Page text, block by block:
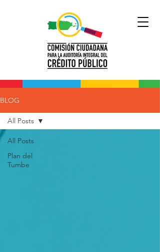
BLOG
All Posts
Plan del
Tumbe
All Posts